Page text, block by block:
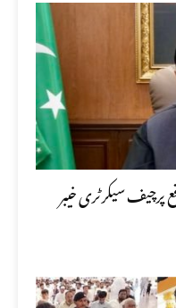
کے موقع پرچیف سیکرٹری خیبر